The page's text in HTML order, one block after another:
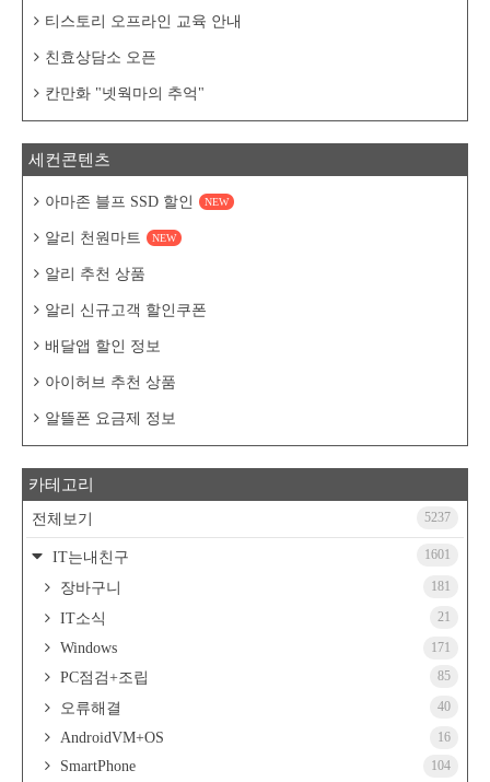
티스토리 오프라인 교육 안내
친효상담소 오픈
칸만화 "넷웍마의 추억"
세컨콘텐츠
아마존 블프 SSD 할인 NEW
알리 천원마트 NEW
알리 추천 상품
알리 신규고객 할인쿠폰
배달앱 할인 정보
아이허브 추천 상품
알뜰폰 요금제 정보
카테고리
전체보기 5237
IT는내친구 1601
장바구니 181
IT소식 21
Windows 171
PC점검+조립 85
오류해결 40
AndroidVM+OS 16
SmartPhone 104